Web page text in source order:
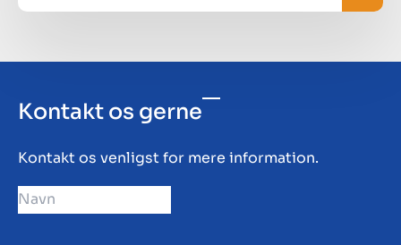
Kontakt os gerne
Kontakt os venligst for mere information.